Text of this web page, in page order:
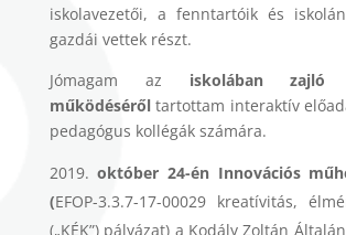
iskolavezetői, a fenntartóik és
gazdái vettek részt.
Jómagam az iskolában zajló
működésérőltartottam interaktív
pedagógus kollégák számára.
október 24-én Innovációs
(EFOP-3.3.7-17-00029 kreatívitás,
(„KÉK”) pályázat) a Kodály Zoltán